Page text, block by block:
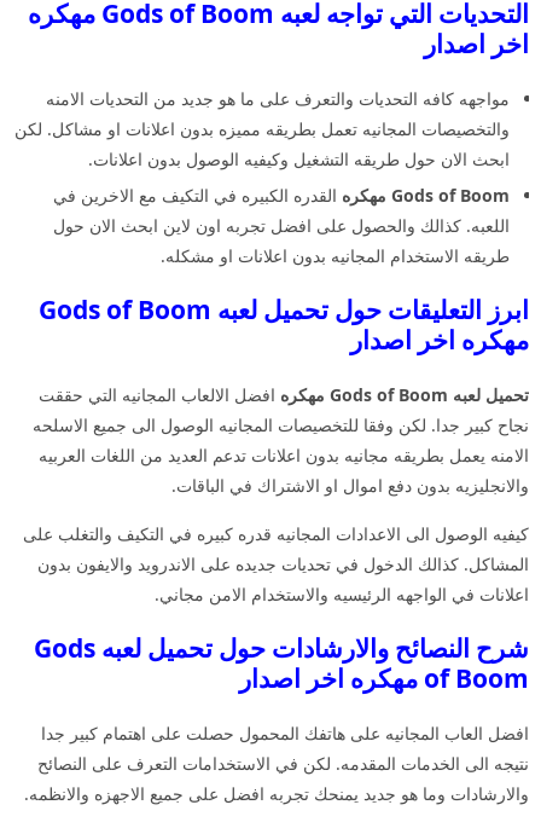
التحديات التي تواجه لعبه Gods of Boom مهكره
اخر اصدار
مواجهه كافه التحديات والتعرف على ما هو جديد من التحديات الامنه
والتخصيصات المجانيه تعمل بطريقه مميزه بدون اعلانات او مشاكل. لكن
ابحث الان حول طريقه التشغيل وكيفيه الوصول بدون اعلانات.
Gods of Boom مهكره
القدره الكبيره في التكيف مع الاخرين في
اللعبه. كذالك والحصول على افضل تجربه اون لاين ابحث الان حول
طريقه الاستخدام المجانيه بدون اعلانات او مشكله.
ابرز التعليقات حول تحميل لعبه Gods of Boom
مهكره اخر اصدار
تحميل لعبه Gods of Boom مهكره
افضل الالعاب المجانيه التي حققت
نجاح كبير جدا. لكن وفقا للتخصيصات المجانيه الوصول الى جميع الاسلحه
الامنه يعمل بطريقه مجانيه بدون اعلانات تدعم العديد من اللغات العربيه
والانجليزيه بدون دفع اموال او الاشتراك في الباقات.
كيفيه الوصول الى الاعدادات المجانيه قدره كبيره في التكيف والتغلب على
المشاكل. كذالك الدخول في تحديات جديده على الاندرويد والايفون بدون
اعلانات في الواجهه الرئيسيه والاستخدام الامن مجاني.
شرح النصائح والارشادات حول تحميل لعبه Gods
of Boom مهكره اخر اصدار
افضل العاب المجانيه على هاتفك المحمول حصلت على اهتمام كبير جدا
نتيجه الى الخدمات المقدمه. لكن في الاستخدامات التعرف على النصائح
والارشادات وما هو جديد يمنحك تجربه افضل على جميع الاجهزه والانظمه.